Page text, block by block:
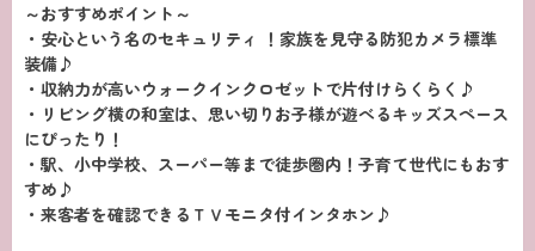
～おすすめポイント～
・安心という名のセキュリティ ！家族を見守る防犯カメラ標準
装備♪
・収納力が高いウォークインクロゼットで片付けらくらく♪
・リビング横の和室は、思い切りお子様が遊べるキッズスペース
にぴったり！
・駅、小中学校、スーパー等まで徒歩圏内！子育て世代にもおす
すめ♪
・来客者を確認できるＴＶモニタ付インタホン♪